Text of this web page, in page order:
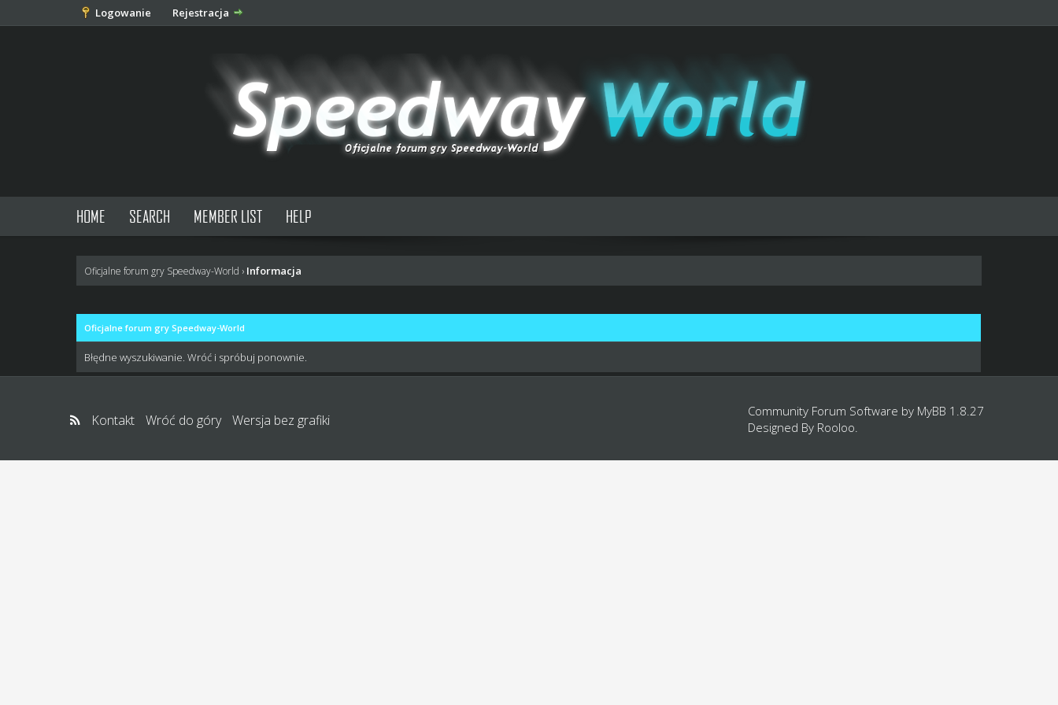
Logowanie Rejestracja
HOME SEARCH MEMBER LIST HELP
Oficjalne forum gry Speedway-World › Informacja
Oficjalne forum gry Speedway-World
Błędne wyszukiwanie. Wróć i spróbuj ponownie.
Kontakt Wróć do góry Wersja bez grafiki
Community Forum Software by MyBB 1.8.27
Designed By Rooloo.